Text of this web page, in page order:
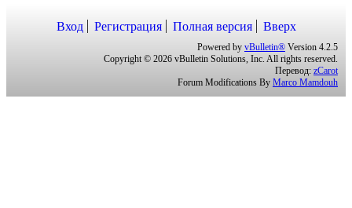
Вход Регистрация Полная версия Вверх
Powered by vBulletin® Version 4.2.5
Copyright © 2026 vBulletin Solutions, Inc. All rights reserved.
Перевод: zCarot
Forum Modifications By Marco Mamdouh